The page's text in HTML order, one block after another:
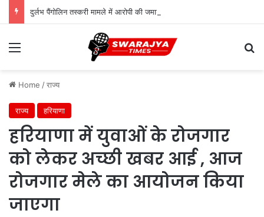
दुर्लभ पैंगोलिन तस्करी मामले में आरोपी की जमानत याचिका खारिज
Menu
Home /राज्य
राज्य हरियाणा
हरियाणा में युवाओं के रोजगार
को लेकर अच्छी खबर आई , आज
रोजगार मेले का आयोजन किया
जाएगा